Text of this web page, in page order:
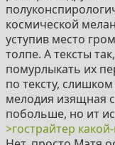
космической
уступив место
толпе. А тексты
помурлыкать их
по тексту,
мелодия изящная
побольше, но ит
>гострайтер